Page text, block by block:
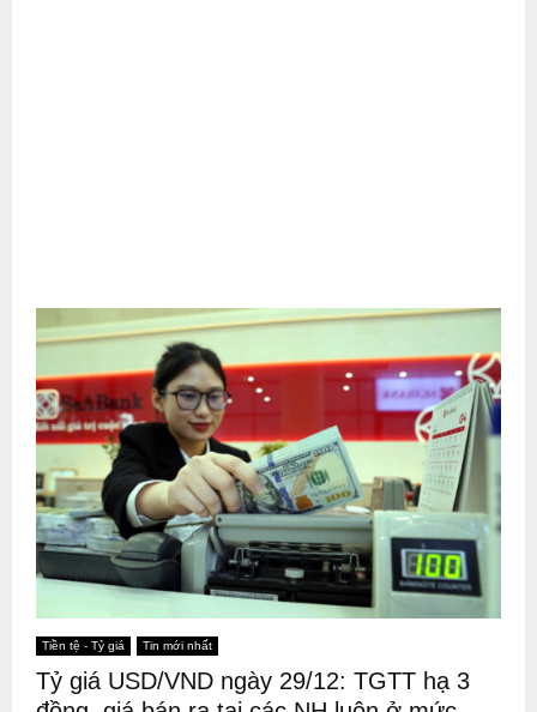
Tiền tệ - Tỷ giá Tin mới nhất
Tỷ giá USD/VND ngày 29/12: TGTT hạ 3